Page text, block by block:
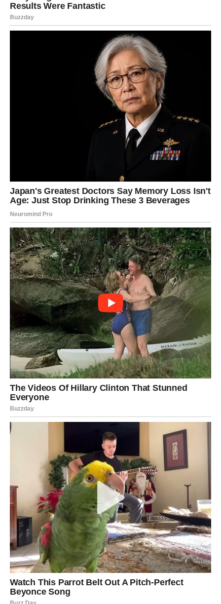
VODOLIJA – sudbinski susreti
Vodolije u narednom periodu mogu doživeti susret koji će
ostaviti snažan utisak. Ova osoba može promeniti vaš
RIBE – snovi se približavaju
ostvarenju
Ribe ulaze u period u kojem se njihova intuicija pojačava.
Mnogi pripadnici ovog znaka mogu osetiti da su bliže
ostvarenju svojih snova.
U ljubavi dolazi romantika i duboka emotivna povezanost.